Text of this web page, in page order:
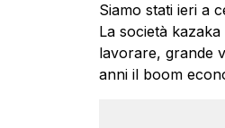
Siamo stati ieri a
La società
lavorare, grande
anni il boom